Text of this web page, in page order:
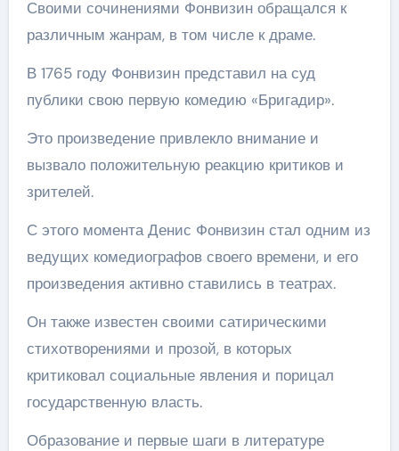
Своими сочинениями Фонвизин обращался к
различным жанрам, в том числе к драме.
В 1765 году Фонвизин представил на суд
публики свою первую комедию «Бригадир».
Это произведение привлекло внимание и
вызвало положительную реакцию критиков и
зрителей.
С этого момента Денис Фонвизин стал одним из
ведущих комедиографов своего времени, и его
произведения активно ставились в театрах.
Он также известен своими сатирическими
стихотворениями и прозой, в которых
критиковал социальные явления и порицал
государственную власть.
Образование и первые шаги в литературе